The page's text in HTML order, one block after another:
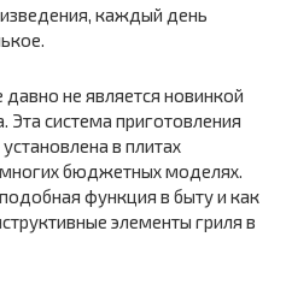
каждый день
не является новинкой
Эта система приготовления
в плитах
бюджетных моделях.
функция в быту и как
элементы гриля в